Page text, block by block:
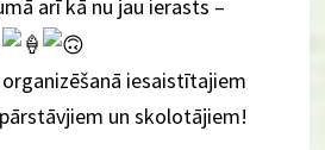
arī kā nu jau ierasts –
iesaistītajiem
un skolotājiem!